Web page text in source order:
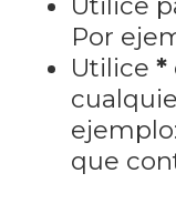
Por
Utilice *
ejemplo:
que